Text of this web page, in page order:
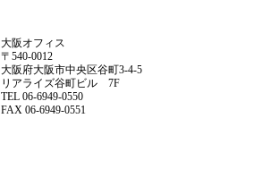
大阪オフィス
〒540-0012
大阪府大阪市中央区谷町3-4-5
リアライズ谷町ビル 7F
TEL 06-6949-0550
FAX 06-6949-0551